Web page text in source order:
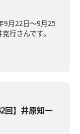
9月22日〜9月25
行さんです。
回】井原知一